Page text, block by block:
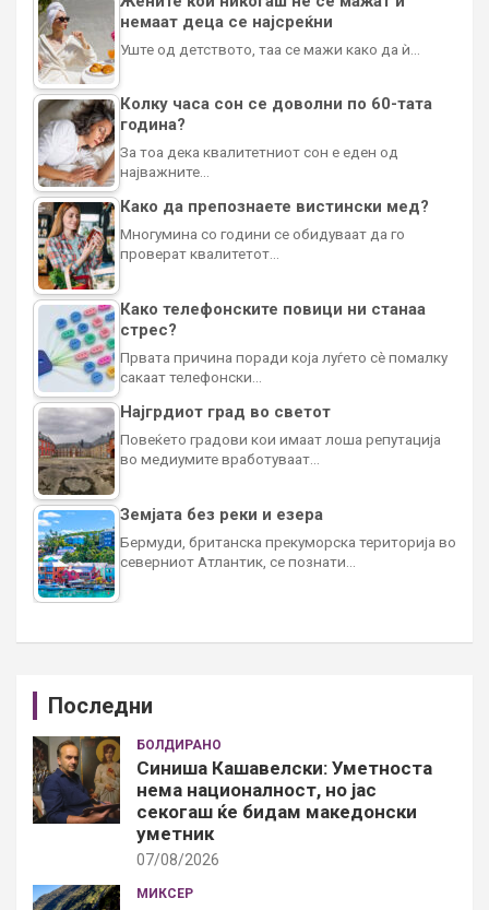
немаат деца се најсреќни
Уште од детството, таа се мажи како да ѝ…
Колку часа сон се доволни по 60-тата
година?
За тоа дека квалитетниот сон е еден од
најважните…
Како да препознаете вистински мед?
Многумина со години се обидуваат да го
проверат квалитетот…
Како телефонските повици ни станаа
стрес?
Првата причина поради која луѓето сè помалку
сакаат телефонски…
Најгрдиот град во светот
Повеќето градови кои имаат лоша репутација
во медиумите вработуваат…
Земјата без реки и езера
Бермуди, британска прекуморска територија во
северниот Атлантик, се познати…
Последни
БОЛДИРАНО
Синиша Кашавелски: Уметноста
нема националност, но јас
секогаш ќе бидам македонски
уметник
07/08/2026
МИКСЕР